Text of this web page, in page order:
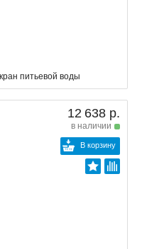
питьевой воды
12 638 р.
в наличии
В корзину